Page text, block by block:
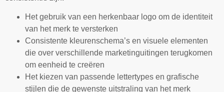
Het gebruik van een herkenbaar logo om de identiteit
van het merk te versterken
Consistente kleurenschema’s en visuele elementen
die over verschillende marketinguitingen terugkomen
om eenheid te creëren
Het kiezen van passende lettertypes en grafische
stijlen die de gewenste uitstraling van het merk